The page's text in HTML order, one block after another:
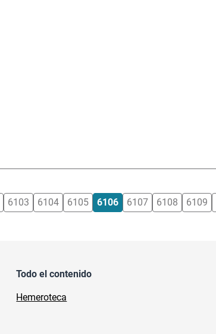
6103 6104 6105 6106 6107 6108 6109
Todo el contenido
Hemeroteca